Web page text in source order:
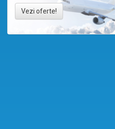
Vezi oferte!